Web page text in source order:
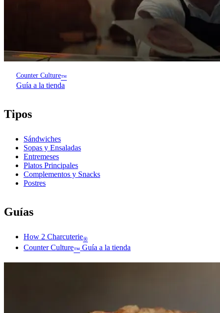
Counter Culture™
Guía a la tienda
Tipos
Sándwiches
Sopas y Ensaladas
Entremeses
Platos Principales
Complementos y Snacks
Postres
Guías
How 2 Charcuterie®
Counter Culture™ Guía a la tienda